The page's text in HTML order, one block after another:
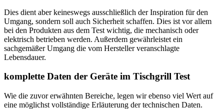
Dies dient aber keineswegs ausschließlich der Inspiration für den
Umgang, sondern soll auch Sicherheit schaffen. Dies ist vor allem
bei den Produkten aus dem Test wichtig, die mechanisch oder
elektrisch betrieben werden. Außerdem gewährleistet ein
sachgemäßer Umgang die vom Hersteller veranschlagte
Lebensdauer.
komplette Daten der Geräte im Tischgrill Test
Wie die zuvor erwähnten Bereiche, legen wir ebenso viel Wert auf
eine möglichst vollständige Erläuterung der technischen Daten.